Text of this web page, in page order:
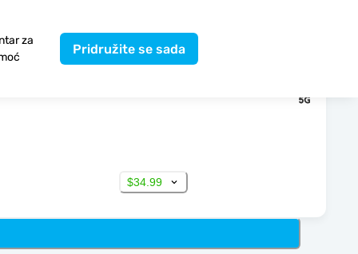
za
Pridružite se sada
$34.99